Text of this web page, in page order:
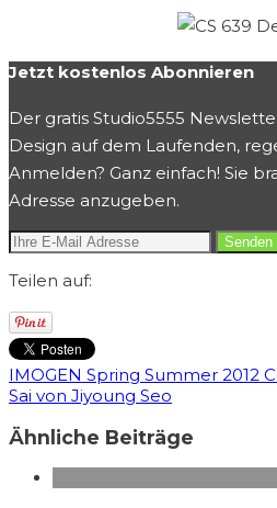
Jetzt kostenlos Abonnieren
Der gratis Studio5555
Design auf dem Laufenden,
Anmelden? Ganz einfach! Sie
Adresse anzugeben.
Teilen auf:
IMOGEN Spring Summer 2012
Sai von Jiyoung Seo
Ähnliche Beiträge